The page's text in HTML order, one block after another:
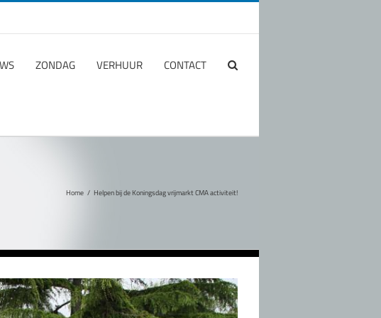
ZONDAG VERHUUR CONTACT
Home / Helpen bij de Koningsdag vrijmarkt CMA activiteit!